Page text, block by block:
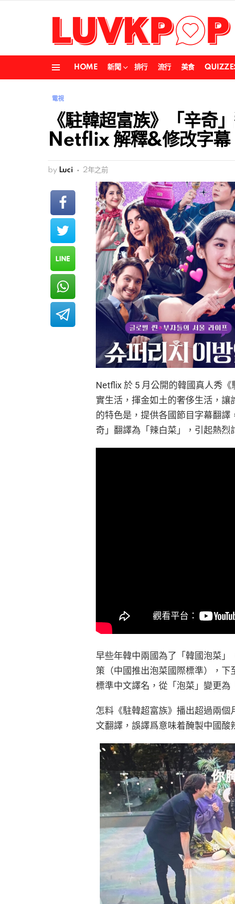
HOME 新聞 排行 流行 美食
電視
《駐韓超富族》「辛奇
Netflix 解釋&修改字幕
by Luci 2年之前
Netflix 於 5 月公開的韓國真人秀
實生活，揮金如土的奢侈生活，
的特色是，提供各國節目字幕翻
奇」翻譯為「辣白菜」，引起熱烈
早些年韓中兩國為了「韓國泡菜
策（中國推出泡菜國際標準），
標準中文譯名，從「泡菜」變更為
怎料《駐韓超富族》播出超過兩
文翻譯，誤譯爲意味着醃製中國酸